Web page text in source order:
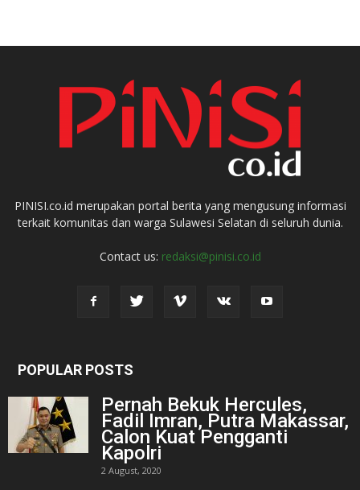
PINISI.co.id merupakan portal berita yang mengusung informasi
terkait komunitas dan warga Sulawesi Selatan di seluruh dunia.
Contact us: redaksi@pinisi.co.id
POPULAR POSTS
Pernah Bekuk Hercules,
Fadil Imran, Putra Makassar,
Calon Kuat Pengganti
Kapolri
2 August, 2020